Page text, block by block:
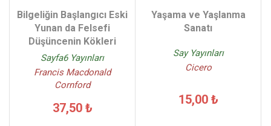
Bilgeliğin Başlangıcı Eski
Yunan da Felsefi
Düşüncenin Kökleri
Sayfa6 Yayınları
Francis Macdonald
Cornford
37,50 ₺
Yaşama ve Yaşlanma
Sanatı
Say Yayınları
Cicero
15,00 ₺